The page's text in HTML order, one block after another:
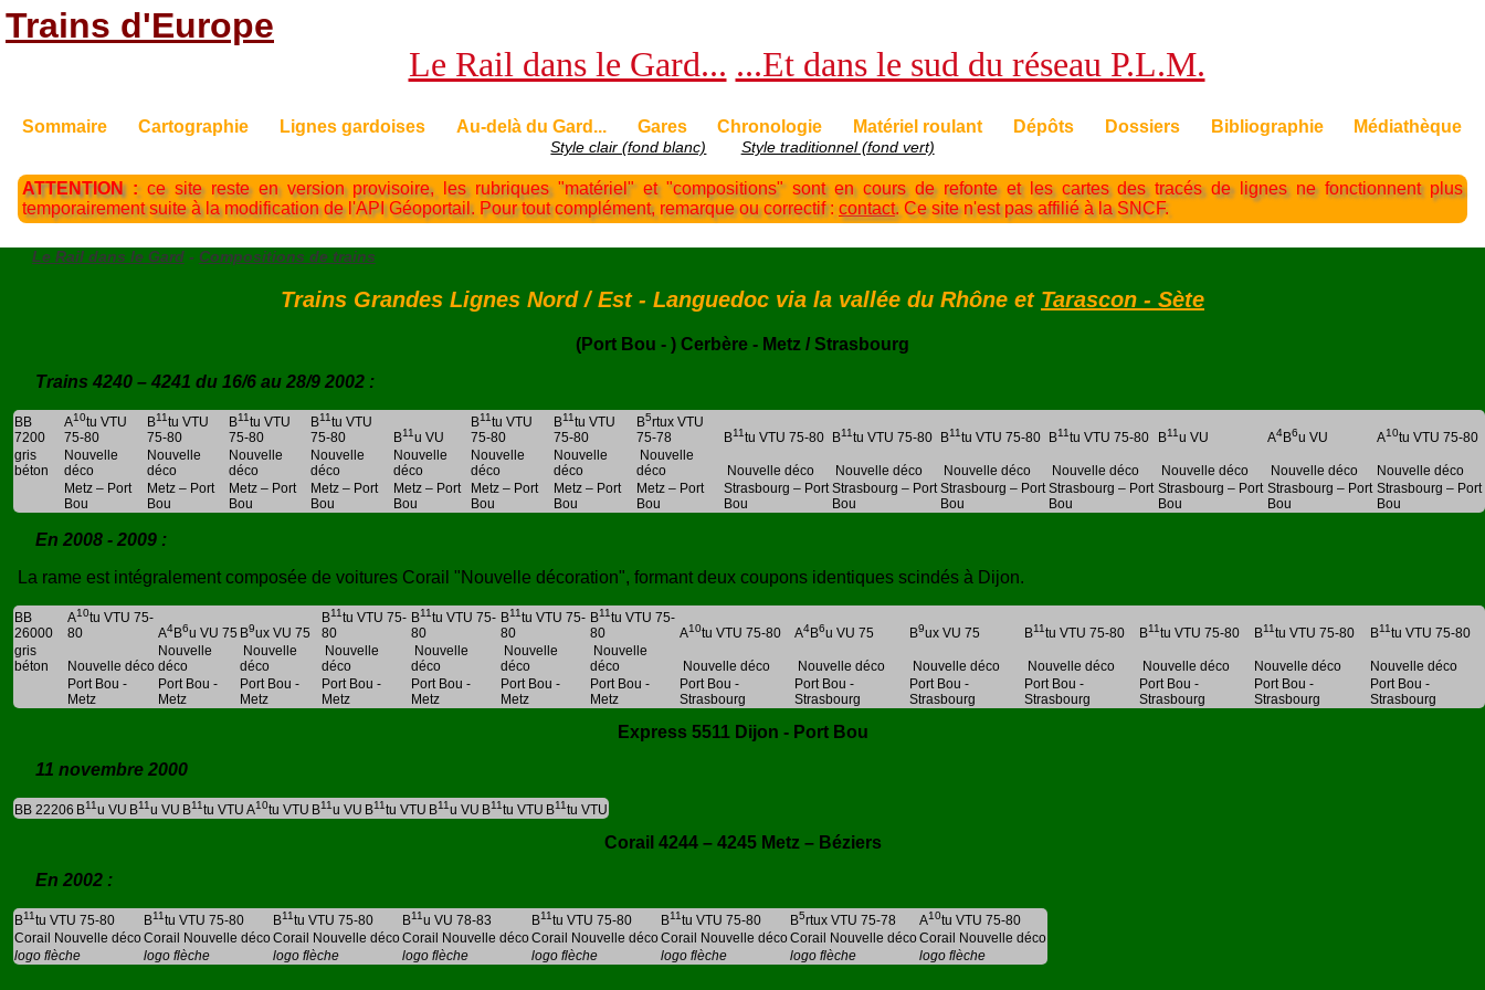
Trains d'Europe
Le Rail dans le Gard... ...Et dans le sud du réseau P.L.M.
Sommaire Cartographie Lignes gardoises Au-delà du Gard... Gares Chronologie Matériel roulant Dépôts Dossiers Bibliographie Médiathèque
Style clair (fond blanc) Style traditionnel (fond vert)
ATTENTION :ce site reste en version provisoire, les rubriques "matériel" et "compositions" sont en cours de refonte et les cartes des tracés de lignes ne fonctionnent plus
temporairement suite à la modification de l'API Géoportail. Pour tout complément, remarque ou correctif : contact. Ce site n'est pas affilié à la SNCF.
Le Rail dans le Gard- Compositions de trains
Trains Grandes Lignes Nord / Est - Languedoc via la vallée du Rhône et Tarascon - Sète
(Port Bou - ) Cerbère - Metz / Strasbourg
Trains 4240 – 4241 du 16/6 au 28/9 2002 :
BB
7200
A10tu VTU
75-80
B11tu VTU
75-80
B11tu VTU
75-80
B11tu VTU
75-80
B11u VU
B11tu VTU
75-80
B11tu VTU
75-80
B5rtux VTU
75-78
B11tu VTU 75-80 B11tu VTU 75-80 B11tu VTU 75-80 B11tu VTU 75-80 B11u VU A4B6u VU A10tu VTU 75-80
gris
béton
Nouvelle
déco
Nouvelle
déco
Nouvelle
déco
Nouvelle
déco
Nouvelle
déco
Nouvelle
déco
Nouvelle
déco
Nouvelle
déco
Nouvelle déco Nouvelle déco Nouvelle déco Nouvelle déco Nouvelle déco Nouvelle déco
Nouvelle déco
Metz – Port
Bou
Metz – Port
Bou
Metz – Port
Bou
Metz – Port
Bou
Metz – Port
Bou
Metz – Port
Bou
Metz – Port
Bou
Metz – Port
Bou
Strasbourg – Port
Bou
Strasbourg – Port
Bou
Strasbourg – Port
Bou
Strasbourg – Port
Bou
Strasbourg – Port
Bou
Strasbourg – Port
Bou
Strasbourg – Port
Bou
En 2008 - 2009 :
La rame est intégralement composée de voitures Corail "Nouvelle décoration", formant deux coupons identiques scindés à Dijon.
BB
26000
A10tu VTU 75-
80
A4B6u VU 75 B9ux VU 75
B11tu VTU 75-
80
B11tu VTU 75-
80
B11tu VTU 75-
80
B11tu VTU 75-
80
A10tu VTU 75-80 A4B6u VU 75 B9ux VU 75 B11tu VTU 75-80 B11tu VTU 75-80 B11tu VTU 75-80 B11tu VTU 75-80
gris
béton
Nouvelle déco
Nouvelle
déco
Nouvelle
déco
Nouvelle
déco
Nouvelle
déco
Nouvelle
déco
Nouvelle
déco
Nouvelle déco Nouvelle déco Nouvelle déco Nouvelle déco Nouvelle déco Nouvelle déco
Nouvelle déco
Port Bou -
Metz
Port Bou -
Metz
Port Bou -
Metz
Port Bou -
Metz
Port Bou -
Metz
Port Bou -
Metz
Port Bou -
Metz
Port Bou -
Strasbourg
Port Bou -
Strasbourg
Port Bou -
Strasbourg
Port Bou -
Strasbourg
Port Bou -
Strasbourg
Port Bou -
Strasbourg
Port Bou -
Strasbourg
Express 5511 Dijon - Port Bou
11 novembre 2000
BB 22206 B11u VU B11u VU B11tu VTU A10tu VTU B11u VU B11tu VTU B11u VU B11tu VTU B11tu VTU
Corail 4244 – 4245 Metz – Béziers
En 2002 :
B11tu VTU 75-80 B11tu VTU 75-80 B11tu VTU 75-80 B11u VU 78-83 B11tu VTU 75-80 B11tu VTU 75-80 B5rtux VTU 75-78 A10tu VTU 75-80
Corail Nouvelle décoCorail Nouvelle décoCorail Nouvelle décoCorail Nouvelle décoCorail Nouvelle décoCorail Nouvelle décoCorail Nouvelle décoCorail Nouvelle déco
logo flèche
logo flèche logo flèche logo flèche logo flèche logo flèche logo flèche logo flèche